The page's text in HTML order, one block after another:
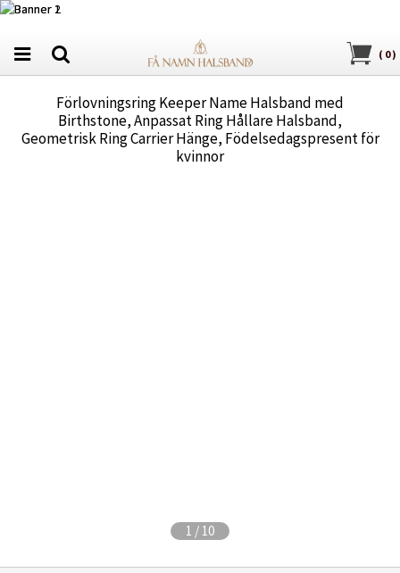
( 0)
Förlovningsring Keeper Name Halsband med
Birthstone, Anpassat Ring Hållare Halsband,
Geometrisk Ring Carrier Hänge, Födelsedagspresent för
kvinnor
1 / 10